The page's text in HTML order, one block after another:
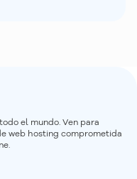
el mundo. Ven para
web hosting comprometida